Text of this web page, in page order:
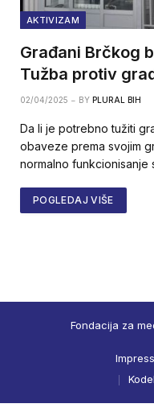
AKTIVIZAM
Građani Brčkog
Tužba protiv
02/04/2025 BY PLURAL BIH
Da li je potrebno tužiti
obaveze prema svojim
normalno funkcionisanje
POGLEDAJ VIŠE
Fondacija za